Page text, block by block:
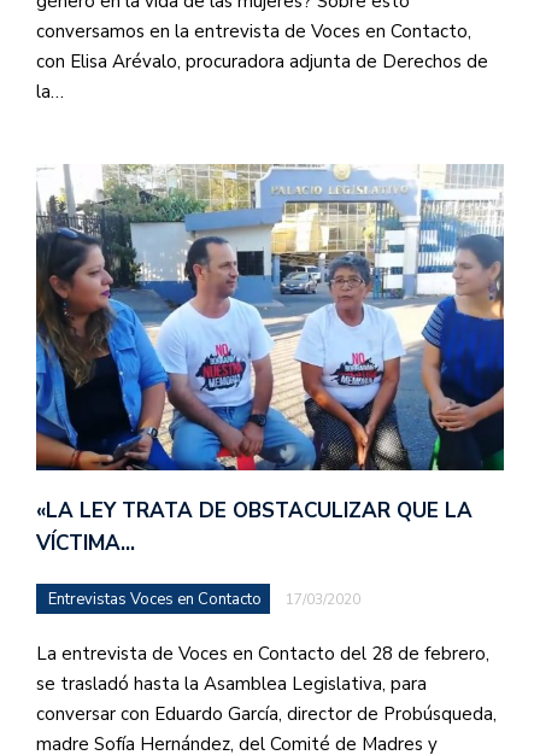
conversamos en la entrevista de Voces en Contacto,
con Elisa Arévalo, procuradora adjunta de Derechos de
la…
«LA LEY TRATA DE OBSTACULIZAR QUE LA
VÍCTIMA…
Entrevistas Voces en Contacto 17/03/2020
La entrevista de Voces en Contacto del 28 de febrero,
se trasladó hasta la Asamblea Legislativa, para
conversar con Eduardo García, director de Probúsqueda,
madre Sofía Hernández, del Comité de Madres y